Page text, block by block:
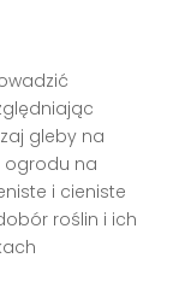
gleby na
ogrodu na
i cieniste
roślin i ich